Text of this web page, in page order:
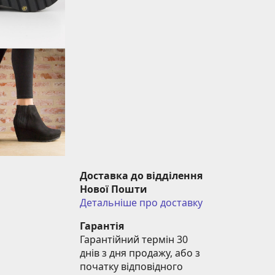
Доставка до відділення
Нової Пошти
Детальніше про доставку
Гарантія
Гарантійний термін 30
днів з дня продажу, або з
початку відповідного